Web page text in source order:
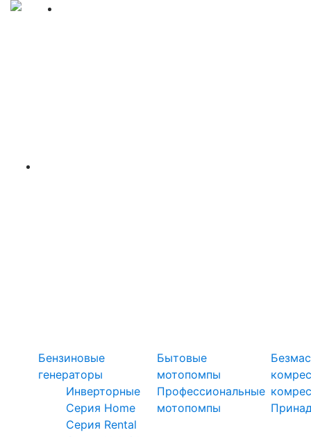
Бензиновые
генераторы
Инверторные
Серия Home
Серия Rental
Бытовые
мотопомпы
Профессиональные
мотопомпы